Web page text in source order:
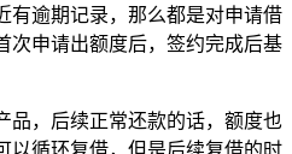
有逾期记录，那么都是对申请借
次申请出额度后，签约完成后基
品，后续正常还款的话，额度也
以循环复借，但是后续复借的时